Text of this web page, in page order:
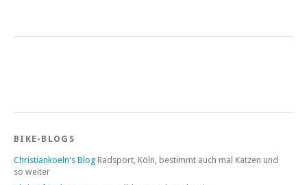
BIKE-BLOGS
Christiankoeln's Blog Radsport, Köln, bestimmt auch mal Katzen und
so weiter